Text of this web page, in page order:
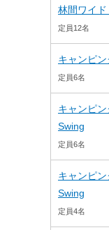
林間ワイド
定員12名
キャンピ
定員6名
キャンピ
Swing
定員6名
キャンピ
Swing
定員4名